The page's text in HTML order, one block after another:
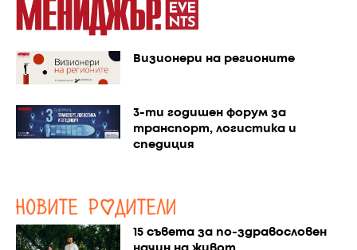
Визионери на регионите
3-ти годишен форум за
транспорт, логистика и
спедиция
15 съвета за по-здравословен